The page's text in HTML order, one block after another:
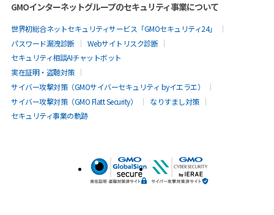
GMOインターネットグループのセキュリティ事業について
世界初総合ネットセキュリティサービス「GMOセキュリティ24」
パスワード漏洩診断
Webサイトリスク診断
セキュリティ相談AIチャットボット
実在証明・盗聴対策
サイバー攻撃対策（GMOサイバーセキュリティ byイエラエ）
サイバー攻撃対策（GMO Flatt Security）
なりすまし対策
セキュリティ事業の軌跡